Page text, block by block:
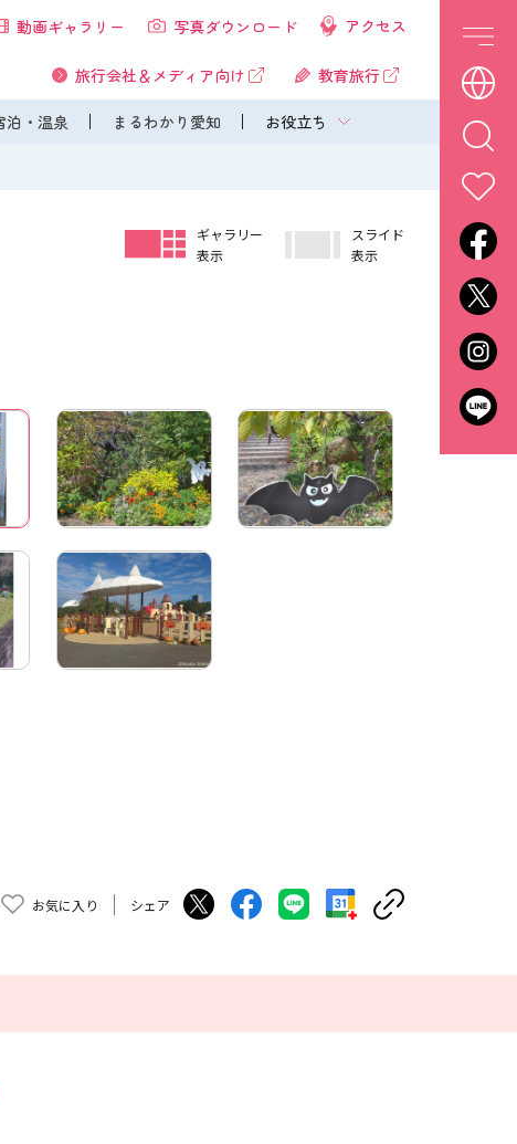
泊・温泉 まるわかり愛知 お役立ち
動画ギャラリー 写真ダウンロード アクセス
旅行会社＆メディア向け 教育旅行
ギャラリー
表示
スライド
表示
お気に入り シェア